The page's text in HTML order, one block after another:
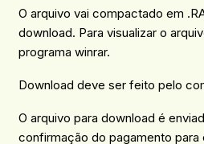
O arquivo vai compactado em
download. Para visualizar o
programa winrar.
Download deve ser feito pelo
O arquivo para download é
confirmação do pagamento para